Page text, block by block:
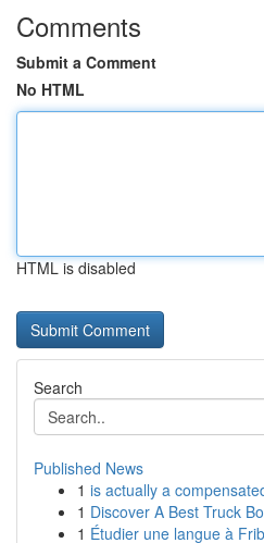
Comments
Submit a Comment
No HTML
HTML is disabled
Search
Published News
1 is actually a
1 Discover A Best Truck
1 Étudier une langue à